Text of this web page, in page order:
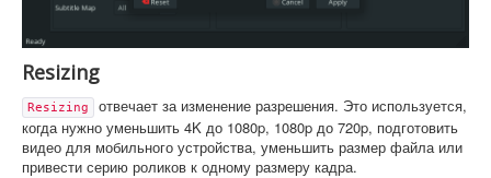
Resizing
Resizing
отвечает за изменение разрешения. Это используется,
когда нужно уменьшить 4K до 1080p, 1080p до 720p, подготовить
видео для мобильного устройства, уменьшить размер файла или
привести серию роликов к одному размеру кадра.